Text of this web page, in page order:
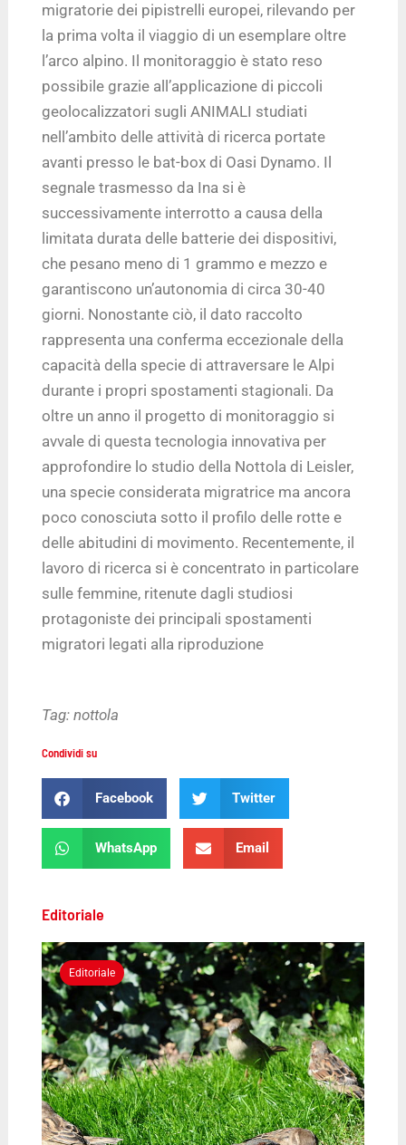
migratorie dei pipistrelli europei, rilevando per
la prima volta il viaggio di un esemplare oltre
l’arco alpino. Il monitoraggio è stato reso
possibile grazie all’applicazione di piccoli
geolocalizzatori sugli ANIMALI studiati
nell’ambito delle attività di ricerca portate
avanti presso le bat-box di Oasi Dynamo. Il
segnale trasmesso da Ina si è
successivamente interrotto a causa della
limitata durata delle batterie dei dispositivi,
che pesano meno di 1 grammo e mezzo e
garantiscono un’autonomia di circa 30-40
giorni. Nonostante ciò, il dato raccolto
rappresenta una conferma eccezionale della
capacità della specie di attraversare le Alpi
durante i propri spostamenti stagionali. Da
oltre un anno il progetto di monitoraggio si
avvale di questa tecnologia innovativa per
approfondire lo studio della Nottola di Leisler,
una specie considerata migratrice ma ancora
poco conosciuta sotto il profilo delle rotte e
delle abitudini di movimento. Recentemente, il
lavoro di ricerca si è concentrato in particolare
sulle femmine, ritenute dagli studiosi
protagoniste dei principali spostamenti
migratori legati alla riproduzione
Tag:nottola
Condividi su
Facebook Twitter
WhatsApp Email
Editoriale
Editoriale